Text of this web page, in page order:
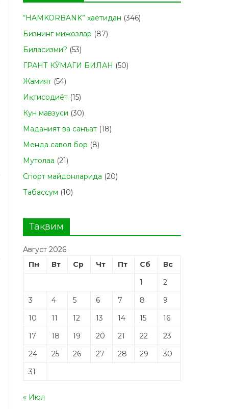
“HAMKORBANK” ҳаётидан (346)
Бизнинг мижозлар (87)
Биласизми? (53)
ГРАНТ КЎМАГИ БИЛАН (50)
Жамият (54)
Иқтисодиёт (15)
Кун мавзуси (30)
Маданият ва санъат (18)
Менда савол бор (8)
Мутолаа (21)
Спорт майдонларида (20)
Табасcум (10)
Тақвим
Август 2026
Пн
Вт Ср Чт Пт Сб
Вс
1
2
3
4 5 6 7 8
9
10
11 12 13 14 15
16
17
18 19 20 21 22
23
24
25 26 27 28 29
30
31
« Июл